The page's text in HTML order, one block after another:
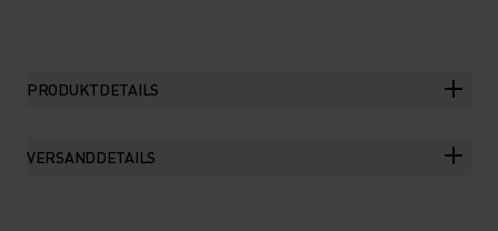
PRODUKTDETAILS
VERSANDDETAILS